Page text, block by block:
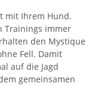
mit Ihrem Hund.
Trainings immer
den Mystique
Fell. Damit
auf die Jagd
gemeinsamen